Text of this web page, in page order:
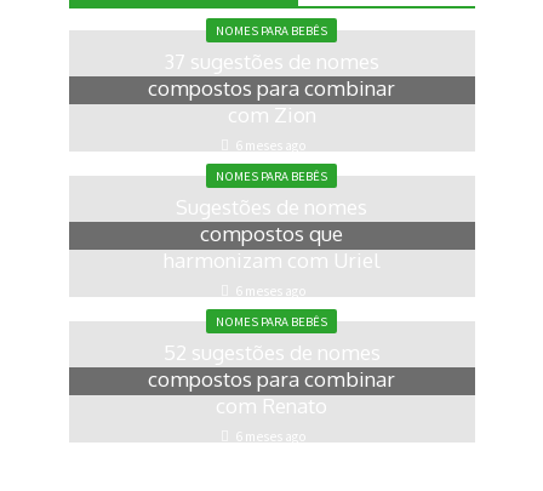
NOMES PARA BEBÊS
37 sugestões de nomes
compostos para combinar
com Zion
6 meses ago
NOMES PARA BEBÊS
Sugestões de nomes
compostos que
harmonizam com Uriel
6 meses ago
NOMES PARA BEBÊS
52 sugestões de nomes
compostos para combinar
com Renato
6 meses ago